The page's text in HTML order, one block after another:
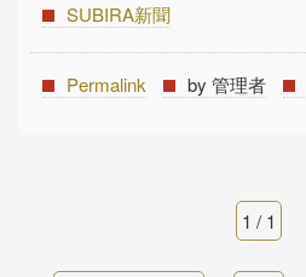
SUBIRA新聞
Permalink by 管理者
1 / 1